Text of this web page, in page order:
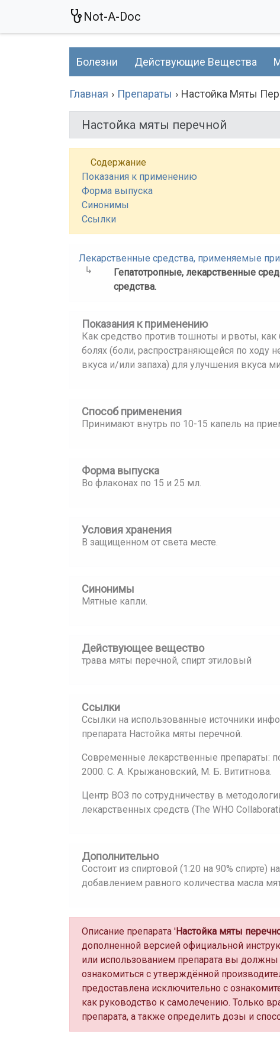
Not-A-Doc
Болезни Действующие Вещества
Главная Препараты Настойка Мяты
Настойка мяты перечной
Содержание
Показания к применению
Форма выпуска
Синонимы
Ссылки
Лекарственные средства, применяемые
Гепатотропные, лекарственные
средства.
Показания к применению
Как средство против тошноты и рвоты,
болях (боли, распространяющейся по ходу
вкуса и/или запаха) для улучшения вкуса
Способ применения
Принимают внутрь по 10-15 капель на
Форма выпуска
Во флаконах по 15 и 25 мл.
Условия хранения
В защищенном от света месте.
Синонимы
Мятные капли.
Действующее вещество
трава мяты перечной, спирт этиловый
Ссылки
Ссылки на использованные источники
препарата Настойка мяты перечной.
Современные лекарственные препараты:
2000. С. А. Крыжановский, М. Б. Вититнова.
Центр ВОЗ по сотрудничеству в
лекарственных средств (The WHO
Дополнительно
Состоит из спиртовой (1:20 на 90% спирте)
добавлением равного количества масла
Описание препарата 'Настойка мяты
дополненной версией официальной
или использованием препарата вы должны
ознакомиться с утверждённой
предоставлена исключительно с
как руководство к самолечению. Только
препарата, а также определить дозы и